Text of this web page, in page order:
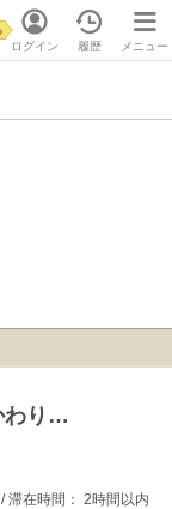
ログイン 履歴 メニュー
わり…
滞在時間： 2時間以内